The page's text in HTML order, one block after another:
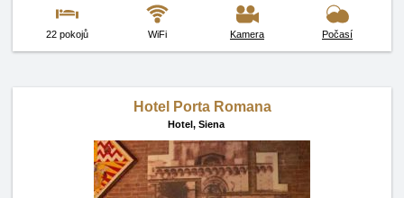
22 pokojů WiFi Kamera Počasí
Hotel Porta Romana
Hotel, Siena